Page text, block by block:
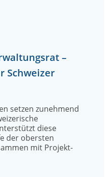
–
Schweizer
setzen zunehmend
diese
der obersten
mit Projekt-